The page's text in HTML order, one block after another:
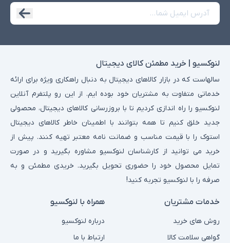
لنوکسیو | خرید مطمئن کالای دیجیتال
سالهاست که در بازار کالاهای دیجیتال به دنبال راهکاری ویژه برای ارائه
خدماتی متفاوت به مشتریان خود بوده ایم. از این رو پلتفرم آنلاین
لنوکسیو را راه اندازی کردیم تا با بروزرسانی کالاهای دیجیتال، محصولی
جدید خلق کنیم تا همه بتوانند با اطمینان خاطر کالاهای دیجیتال
استوک را با قیمت مناسب و ضمانت نامه معتبر تهیه کنند. پیش از
خرید می توانید از کارشناسان لنوکسیو مشاوره بگیرید و در صورت
تمایل محصول خود را حضوری تحویل بگیرید. خریدی مطمئن و به
صرفه را با لنوکسیو تجربه کنید!
خدمات مشتریان
روش های خرید
گواهی سلامت کالا
همراه با لنوکسیو
درباره لنوکسیو
ارتباط با ما